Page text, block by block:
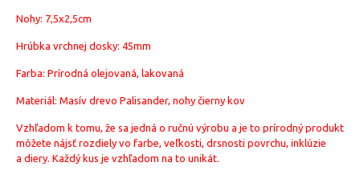
Nohy: 7,5x2,5cm
Hrúbka vrchnej dosky: 45mm
Farba: Prírodná olejovaná, lakovaná
Materiál: Masív drevo Palisander, nohy čierny kov
Vzhľadom k tomu, že sa jedná o ručnú výrobu a je to prírodný produkt
môžete nájsť rozdiely vo farbe, veľkosti, drsnosti povrchu, inklúzie
a diery. Každý kus je vzhľadom na to unikát.